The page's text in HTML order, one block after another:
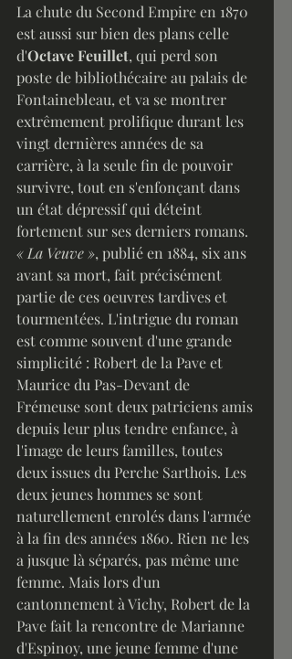
La chute du Second Empire en 1870
est aussi sur bien des plans celle
d'Octave Feuillet, qui perd son
poste de bibliothécaire au palais de
Fontainebleau, et va se montrer
extrêmement prolifique durant les
vingt dernières années de sa
carrière, à la seule fin de pouvoir
survivre, tout en s'enfonçant dans
un état dépressif qui déteint
fortement sur ses derniers romans.
« La Veuve », publié en 1884, six ans
avant sa mort, fait précisément
partie de ces oeuvres tardives et
tourmentées. L'intrigue du roman
est comme souvent d'une grande
simplicité : Robert de la Pave et
Maurice du Pas-Devant de
Frémeuse sont deux patriciens amis
depuis leur plus tendre enfance, à
l'image de leurs familles, toutes
deux issues du Perche Sarthois. Les
deux jeunes hommes se sont
naturellement enrolés dans l'armée
à la fin des années 1860. Rien ne les
a jusque là séparés, pas même une
femme. Mais lors d'un
cantonnement à Vichy, Robert de la
Pave fait la rencontre de Marianne
d'Espinoy, une jeune femme d'une